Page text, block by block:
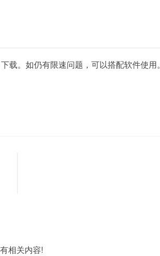
下载。如仍有限速问题，可以搭配软件使用。
相关内容!